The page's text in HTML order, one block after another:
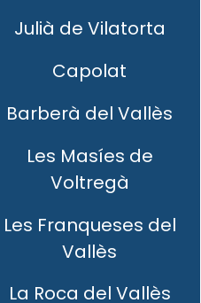
Julià de Vilatorta
Capolat
Barberà del Vallès
Les Masíes de
Voltregà
Les Franqueses del
Vallès
La Roca del Vallès